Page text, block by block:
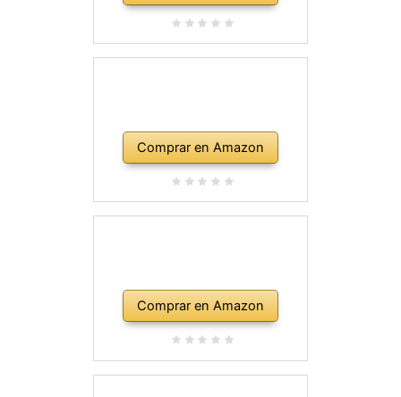
Comprar en Amazon
Comprar en Amazon